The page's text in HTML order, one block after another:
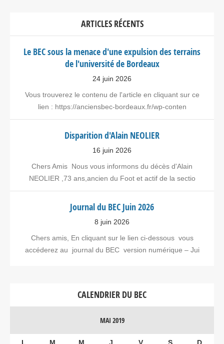
ARTICLES RÉCENTS
Le BEC sous la menace d'une expulsion des terrains
de l'université de Bordeaux
24 juin 2026
Vous trouverez le contenu de l'article en cliquant sur ce
lien : https://anciensbec-bordeaux.fr/wp-conten
Disparition d'Alain NEOLIER
16 juin 2026
Chers Amis Nous vous informons du décès d'Alain
NEOLIER ,73 ans,ancien du Foot et actif de la sectio
Journal du BEC Juin 2026
8 juin 2026
Chers amis, En cliquant sur le lien ci-dessous vous
accéderez au journal du BEC version numérique – Jui
CALENDRIER DU BEC
MAI 2019